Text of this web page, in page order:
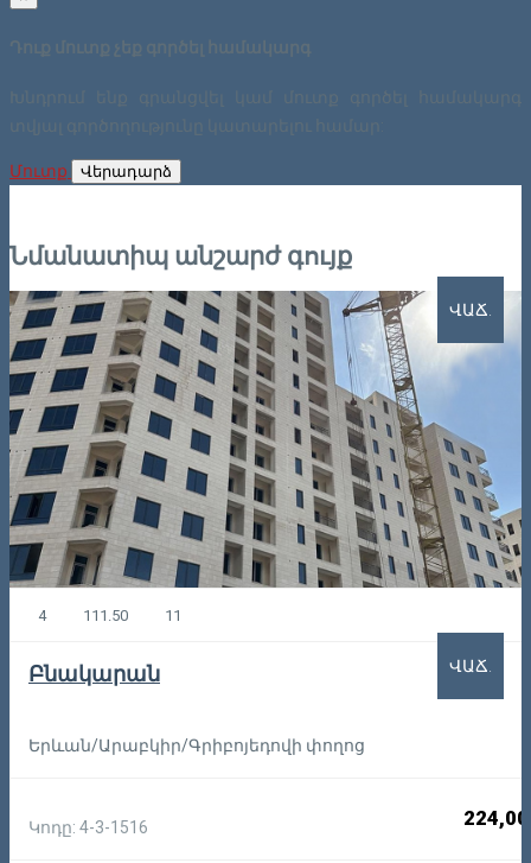
Դուք մուտք չեք գործել համակարգ
Խնդրում ենք գրանցվել կամ մուտք գործել համակարգ
տվյալ գործողությունը կատարելու համար:
Մուտք Վերադարձ
Նմանատիպ անշարժ գույք
ՎԱՃ.
4 111.50 11
Բնակարան
Երևան/Արաբկիր/Գրիբոյեդովի փողոց
Կոդը: 4-3-1516
ՎԱՃ.